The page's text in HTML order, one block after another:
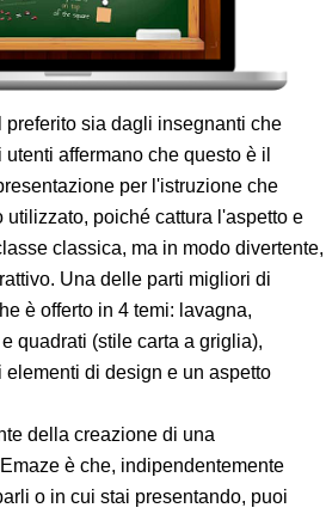
preferito sia dagli insegnanti che
affermano che questo è il
per l'istruzione che
utilizzato, poiché cattura l'aspetto e
classica, ma in modo divertente,
Una delle parti migliori di
è offerto in 4 temi: lavagna,
quadrati (stile carta a griglia),
elementi di design e un aspetto
della creazione di una
è che, indipendentemente
o in cui stai presentando, puoi